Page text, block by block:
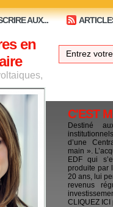
AUX...
en
C'EST
Destiné
d’une
main ».
EDF qui
produite par
20 ans, lui
revenus
CLIQUEZ